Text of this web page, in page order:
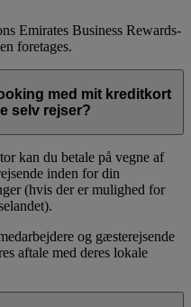
Emirates Business Rewards-
foretages.
med mit kreditkort
selv rejser?
kan du betale på vegne af
inden for din
(hvis der er mulighed for
og gæsterejsende
aftale med deres lokale